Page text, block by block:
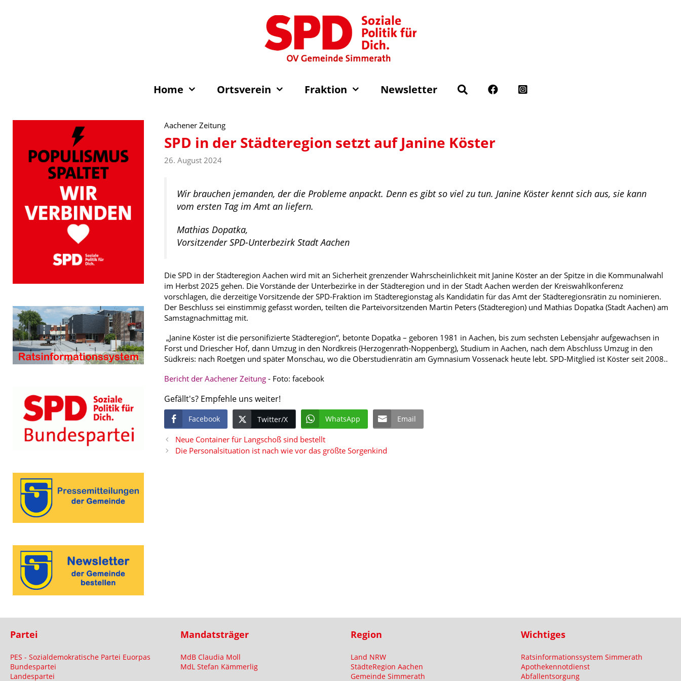
Home Ortsverein Fraktion Newsletter
Aachener Zeitung
SPD in der Städteregion setzt auf Janine Köster
26. August 2024
Wir brauchen jemanden, der die Probleme anpackt. Denn es gibt so viel zu tun. Janine Köster kennt sich aus, sie kann
vom ersten Tag im Amt an liefern.
Mathias Dopatka,
Vorsitzender SPD-Unterbezirk Stadt Aachen
Die SPD in der Städteregion Aachen wird mit an Sicherheit grenzender Wahrscheinlichkeit mit Janine Köster an der Spitze in die Kommunalwahl
im Herbst 2025 gehen. Die Vorstände der Unterbezirke in der Städteregion und in der Stadt Aachen werden der Kreiswahlkonferenz
vorschlagen, die derzeitige Vorsitzende der SPD-Fraktion im Städteregionstag als Kandidatin für das Amt der Städteregionsrätin zu nominieren.
Der Beschluss sei einstimmig gefasst worden, teilten die Parteivorsitzenden Martin Peters (Städteregion) und Mathias Dopatka (Stadt Aachen) am
Samstagnachmittag mit.
„Janine Köster ist die personifizierte Städteregion“, betonte Dopatka – geboren 1981 in Aachen, bis zum sechsten Lebensjahr aufgewachsen in
Forst und Driescher Hof, dann Umzug in den Nordkreis (Herzogenrath-Noppenberg), Studium in Aachen, nach dem Abschluss Umzug in den
Südkreis: nach Roetgen und später Monschau, wo die Oberstudienrätin am Gymnasium Vossenack heute lebt. SPD-Mitglied ist Köster seit 2008..
Bericht der Aachener Zeitung- Foto: facebook
Gefällt's? Empfehle uns weiter!
Facebook Twitter/X WhatsApp Email
Neue Container für Langschoß sind bestellt
Die Personalsituation ist nach wie vor das größte Sorgenkind
Partei
PES - Sozialdemokratische Partei Euorpas
Bundespartei
Landespartei
Mandatsträger
MdB Claudia Moll
MdL Stefan Kämmerlig
Region
Land NRW
StädteRegion Aachen
Gemeinde Simmerath
Wichtiges
Ratsinformationssystem Simmerath
Apothekennotdienst
Abfallentsorgung